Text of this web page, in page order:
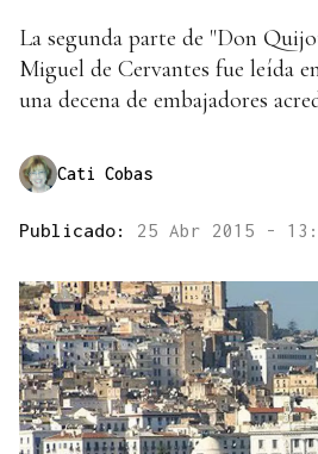
La segunda parte de "Don
Miguel de Cervantes fue leída
una decena de embajadores
Cati Cobas
Publicado: 25 Abr 2015 -